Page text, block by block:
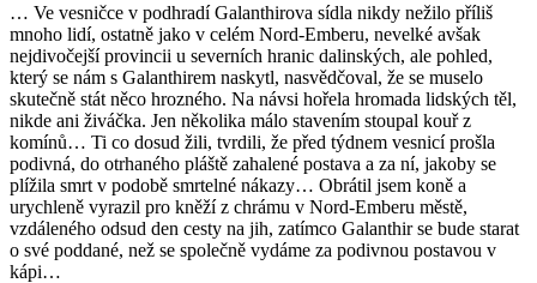
… Ve vesničce v podhradí Galanthirova sídla nikdy nežilo příliš
mnoho lidí, ostatně jako v celém Nord-Emberu, nevelké avšak
nejdivočejší provincii u severních hranic dalinských, ale pohled,
který se nám s Galanthirem naskytl, nasvědčoval, že se muselo
skutečně stát něco hrozného. Na návsi hořela hromada lidských těl,
nikde ani živáčka. Jen několika málo stavením stoupal kouř z
komínů… Ti co dosud žili, tvrdili, že před týdnem vesnicí prošla
podivná, do otrhaného pláště zahalené postava a za ní, jakoby se
plížila smrt v podobě smrtelné nákazy… Obrátil jsem koně a
urychleně vyrazil pro kněží z chrámu v Nord-Emberu městě,
vzdáleného odsud den cesty na jih, zatímco Galanthir se bude starat
o své poddané, než se společně vydáme za podivnou postavou v
kápi…